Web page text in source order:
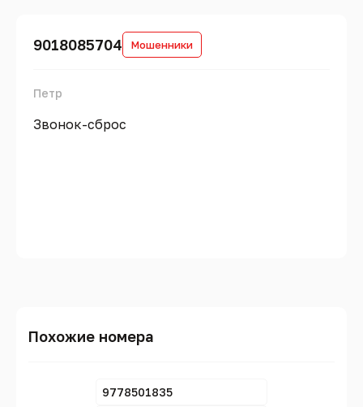
9018085704 Мошенники
Петр
Звонок-сброс
Похожие номера
9778501835